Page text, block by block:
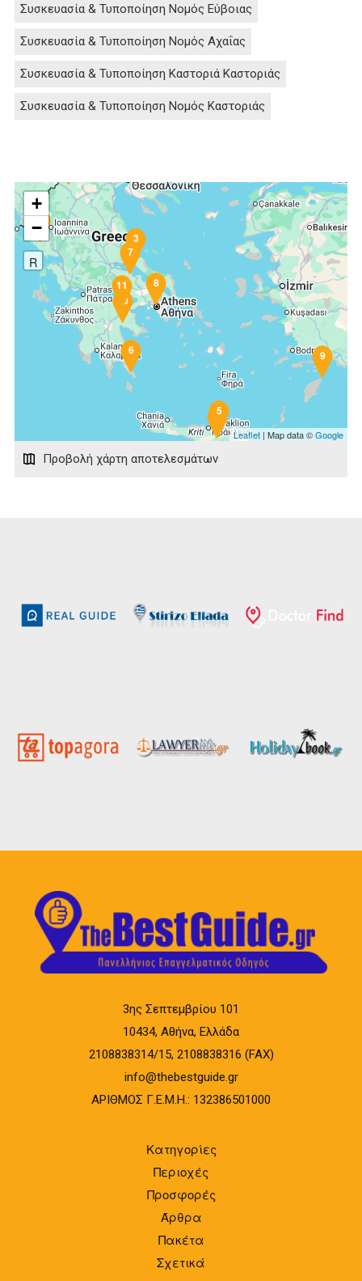
Συσκευασία & Τυποποίηση Νομός Εύβοιας
Συσκευασία & Τυποποίηση Νομός Αχαΐας
Συσκευασία & Τυποποίηση Καστοριά Καστοριάς
Συσκευασία & Τυποποίηση Νομός Καστοριάς
1
3
4
5
6
7
8
9
10
11
+
−
R
Leaflet | Map data ©Google
Προβολή χάρτη αποτελεσμάτων
3ης Σεπτεμβρίου 101
10434, Αθήνα, Ελλάδα
2108838314/15, 2108838316 (FAX)
info@thebestguide.gr
ΑΡΙΘΜΟΣ Γ.Ε.Μ.Η.: 132386501000
Κατηγορίες
Περιοχές
Προσφορές
Άρθρα
Πακέτα
Σχετικά